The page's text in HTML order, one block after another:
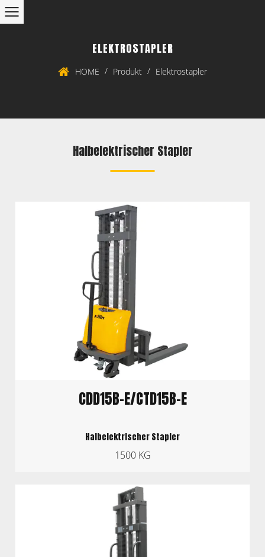
ELEKTROSTAPLER
HOME / Produkt / Elektrostapler
Halbelektrischer Stapler
CDD15B-E/CTD15B-E
Halbelektrischer Stapler
1500 KG